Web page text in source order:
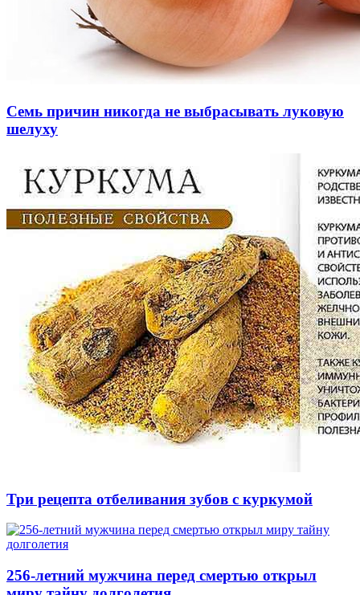
Семь причин никогда не выбрасывать луковую
шелуху
Три рецепта отбеливания зубов с куркумой
256-летний мужчина перед смертью открыл